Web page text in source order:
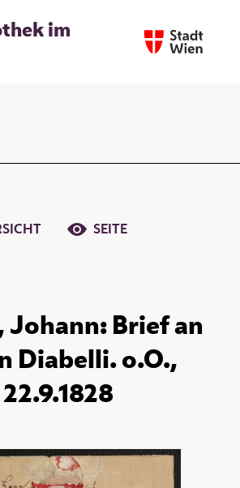
im
SEITE
Johann: Brief an
Diabelli. o.O.,
22.9.1828